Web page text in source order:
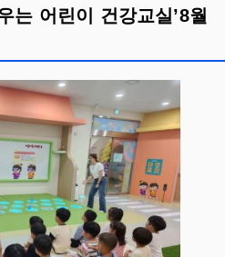
는 어린이 건강교실’8월